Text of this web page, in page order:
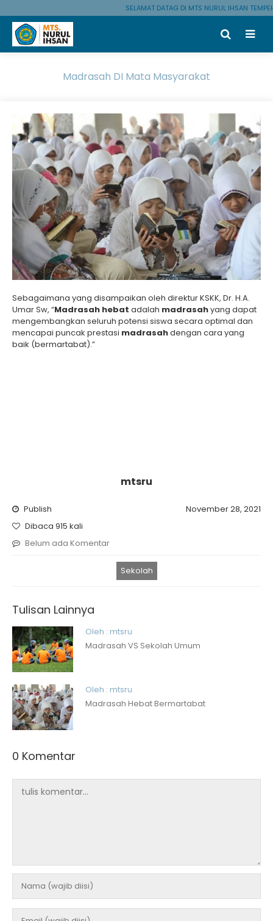
SELAMAT DATAG DI MTS NURUL IHSAN
Madrasah DI Mata Masyarakat
Sebagaimana yang disampaikan oleh direktur KSKK, Dr. H.A.
Umar Sw, “Madrasah hebat adalah madrasahyang dapat
mengembangkan seluruh potensi siswa secara optimal dan
mencapai puncak prestasi madrasahdengan cara yang
baik (bermartabat).”
mtsru
Publish
November 28, 2021
Dibaca 915 kali
Belum ada Komentar
Sekolah
Tulisan Lainnya
Oleh : mtsru
Madrasah VS Sekolah Umum
Oleh : mtsru
Madrasah Hebat Bermartabat
0 Komentar